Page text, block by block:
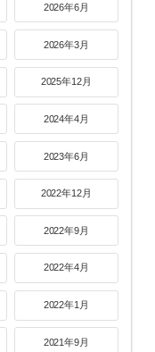
2026年6月
2026年3月
2025年12月
2024年4月
2023年6月
2022年12月
2022年9月
2022年4月
2022年1月
2021年9月